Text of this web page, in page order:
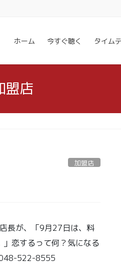
ホーム 今すぐ聴く タイム
盟店
加盟店
長が、「9月27日は、料
恋するって何？気になる
048-522-8555